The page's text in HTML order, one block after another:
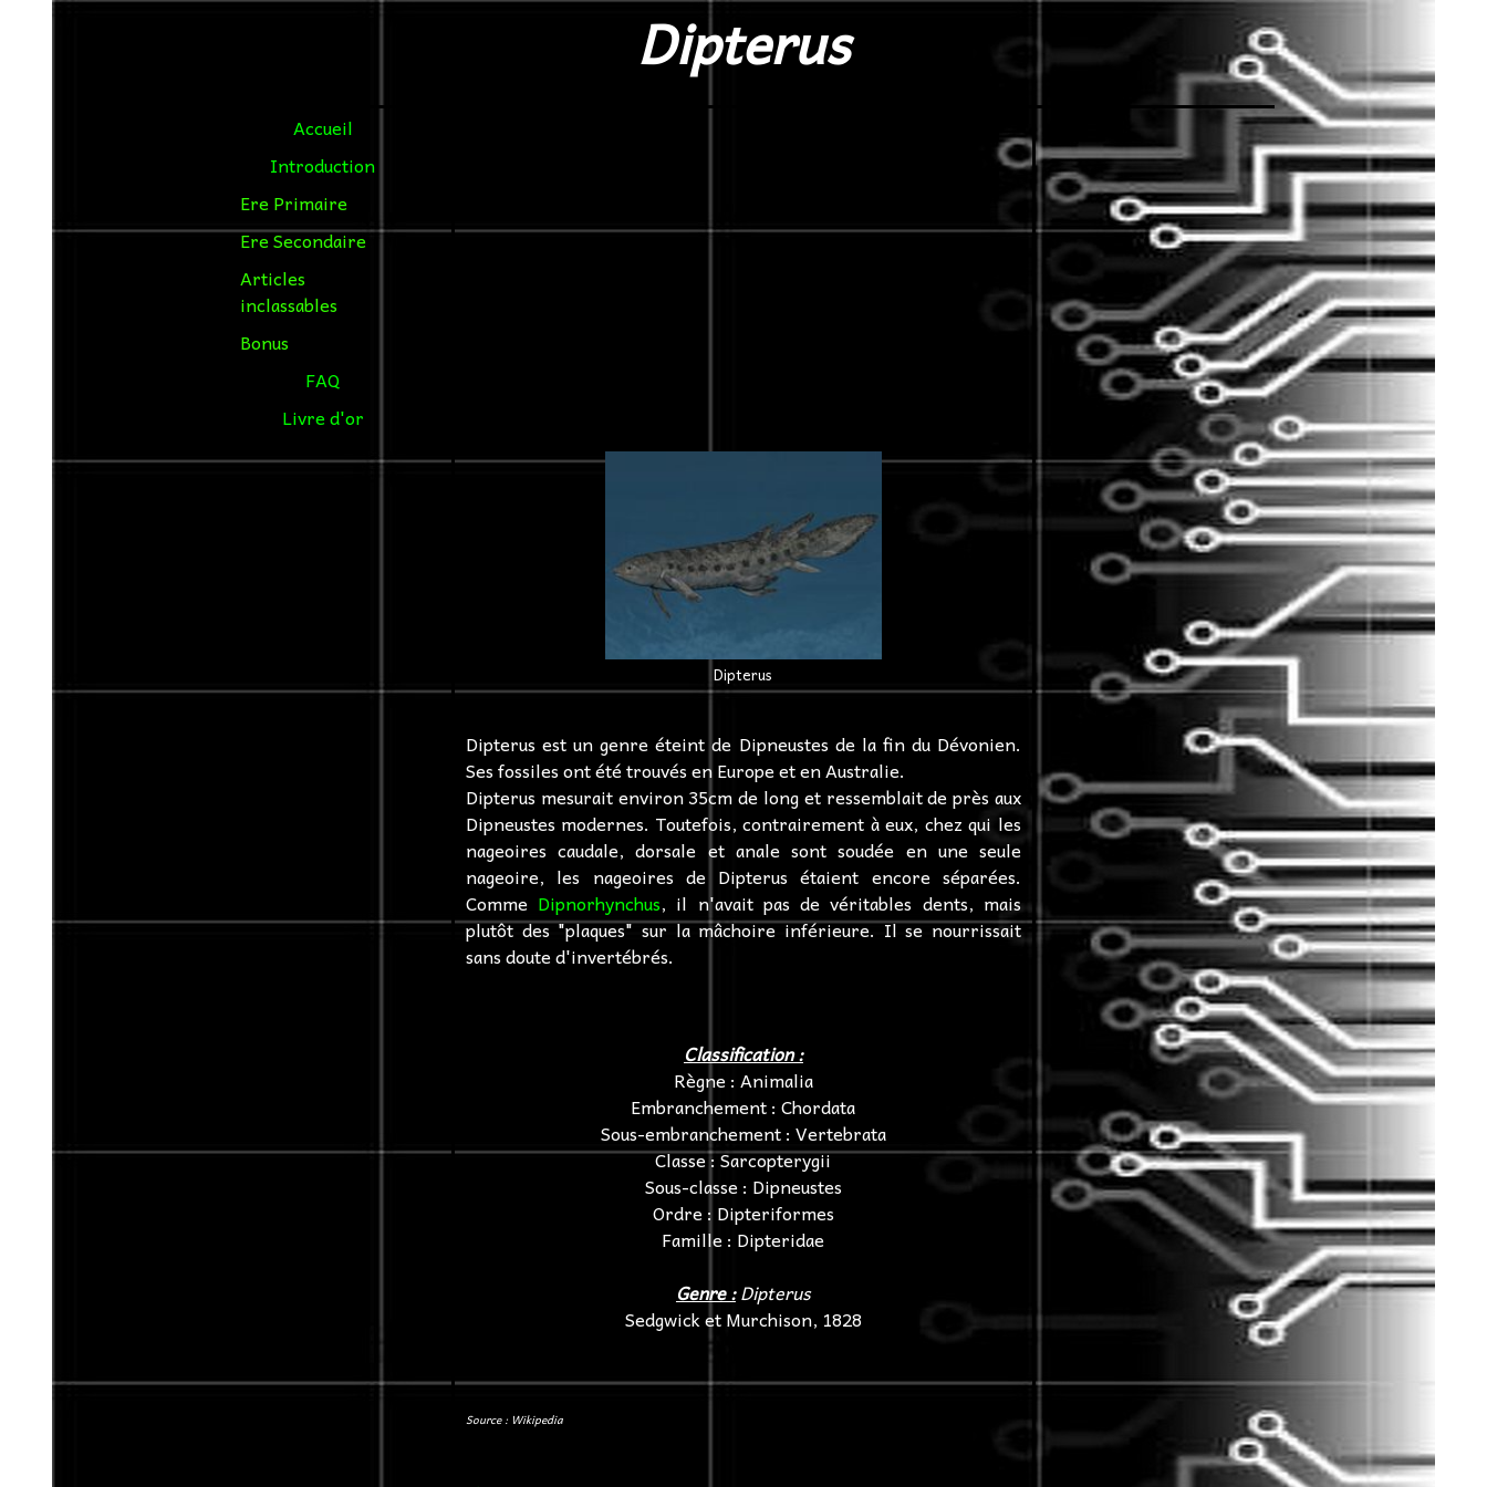
Dipterus
Accueil
Introduction
Ere Primaire
Ere Secondaire
Articles
inclassables
Bonus
FAQ
Livre d'or
Dipterus
Dipterus est un genre éteint de Dipneustes de la fin du Dévonien.
Ses fossiles ont été trouvés en Europe et en Australie.
Dipterus mesurait environ 35cm de long et ressemblait de près aux
Dipneustes modernes. Toutefois, contrairement à eux, chez qui les
nageoires caudale, dorsale et anale sont soudée en une seule
nageoire, les nageoires de Dipterus étaient encore séparées.
Comme Dipnorhynchus, il n'avait pas de véritables dents, mais
plutôt des "plaques" sur la mâchoire inférieure. Il se nourrissait
sans doute d'invertébrés.
Classification :
Règne : Animalia
Embranchement : Chordata
Sous-embranchement : Vertebrata
Classe : Sarcopterygii
Sous-classe : Dipneustes
Ordre : Dipteriformes
Famille : Dipteridae
Genre :Dipterus
Sedgwick et Murchison, 1828
Source : Wikipedia